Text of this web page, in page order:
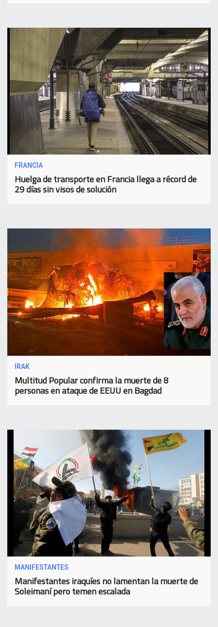
FRANCIA
Huelga de transporte en Francia llega a récord de
29 días sin visos de solución
IRAK
Multitud Popular confirma la muerte de 8
personas en ataque de EEUU en Bagdad
MANIFESTANTES
Manifestantes iraquíes no lamentan la muerte de
Soleimaní pero temen escalada